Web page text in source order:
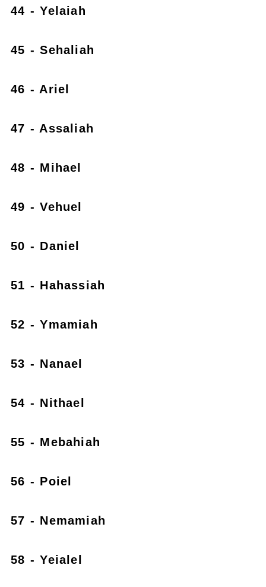
44 - Yelaiah
45 - Sehaliah
46 - Ariel
47 - Assaliah
48 - Mihael
49 - Vehuel
50 - Daniel
51 - Hahassiah
52 - Ymamiah
53 - Nanael
54 - Nithael
55 - Mebahiah
56 - Poiel
57 - Nemamiah
58 - Yeialel